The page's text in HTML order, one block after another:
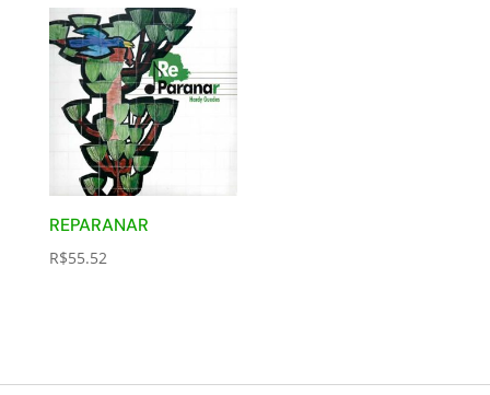
REPARANAR
R$55.52